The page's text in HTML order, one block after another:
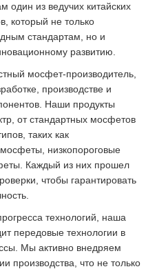
один из ведучих китайских
который не только
стандартам, но и
развитию.
мосфет-производитель,
производстве и
Наши продукты
от стандартных мосфетов
таких как
низкопороговые
Каждый из них прошел
чтобы гарантировать
технологий, наша
передовые технологии в
Мы активно внедряем
производства, что не только